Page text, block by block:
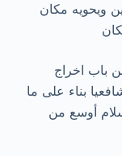
ويحويه مكان
من باب اخراج
بناء على ما
أوسع من